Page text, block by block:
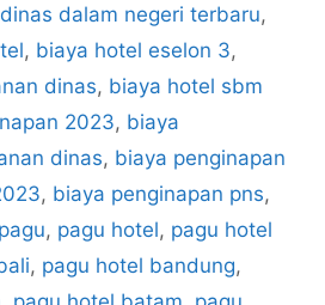
dalam negeri terbaru,
, biaya hotel eselon 3,
dinas, biaya hotel sbm
2023, biaya
dinas, biaya penginapan
, biaya penginapan pns,
, pagu hotel, pagu hotel
, pagu hotel bandung,